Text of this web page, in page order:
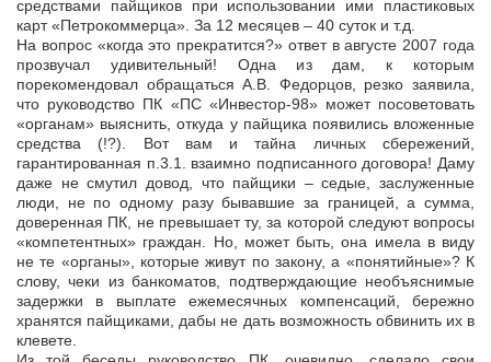
средствами пайщиков при использовании ими пластиковых
карт «Петрокоммерца». За 12 месяцев – 40 суток и т.д.
На вопрос «когда это прекратится?» ответ в августе 2007 года
прозвучал удивительный! Одна из дам, к которым
порекомендовал обращаться А.В. Федорцов, резко заявила,
что руководство ПК «ПС «Инвестор-98» может посоветовать
«органам» выяснить, откуда у пайщика появились вложенные
средства (!?). Вот вам и тайна личных сбережений,
гарантированная п.3.1. взаимно подписанного договора! Даму
даже не смутил довод, что пайщики – седые, заслуженные
люди, не по одному разу бывавшие за границей, а сумма,
доверенная ПК, не превышает ту, за которой следуют вопросы
«компетентных» граждан. Но, может быть, она имела в виду
не те «органы», которые живут по закону, а «понятийные»? К
слову, чеки из банкоматов, подтверждающие необъяснимые
задержки в выплате ежемесячных компенсаций, бережно
хранятся пайщиками, дабы не дать возможность обвинить их в
клевете.